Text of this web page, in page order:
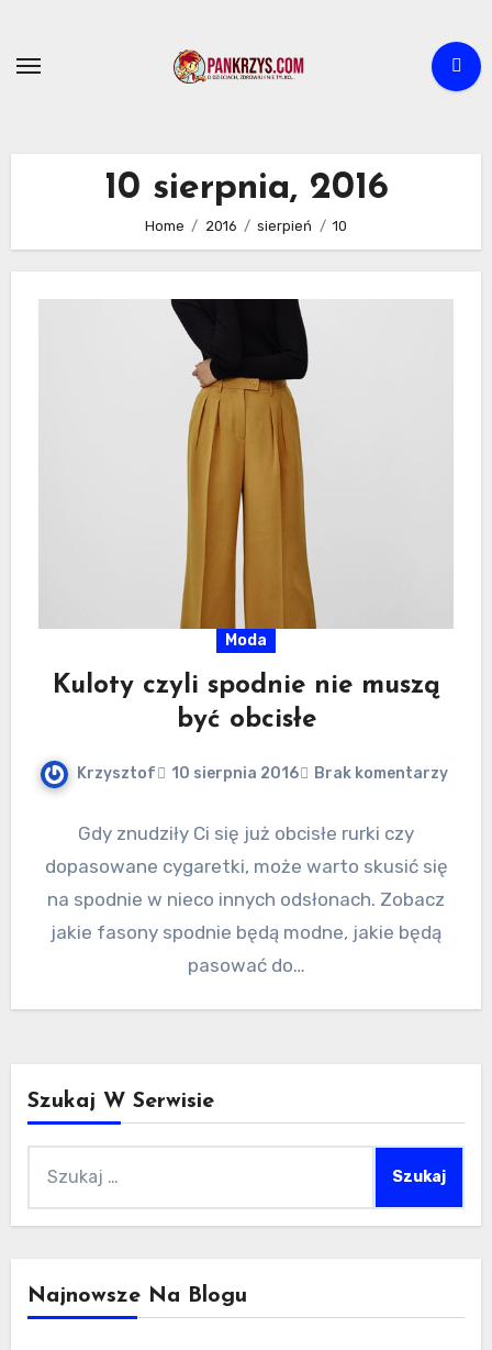
content
10 sierpnia, 2016
Home 2016 sierpień 10
Moda
Kuloty czyli spodnie nie muszą
być obcisłe
Krzysztof 10 sierpnia 2016 Brak komentarzy
Gdy znudziły Ci się już obcisłe rurki czy
dopasowane cygaretki, może warto skusić się
na spodnie w nieco innych odsłonach. Zobacz
jakie fasony spodnie będą modne, jakie będą
pasować do…
Szukaj W Serwisie
Najnowsze Na Blogu